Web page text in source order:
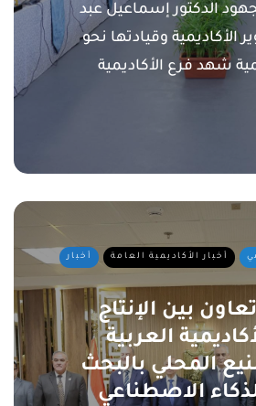
الدكتور إسماعيل عبد
الأكاديمية وقيادتها نحو
شهد فرع الأكاديمية
أخبار أخبار الأكاديمية العامة
بين الإنتاج
العربية
المحلي بالبحث
الاصطناعي